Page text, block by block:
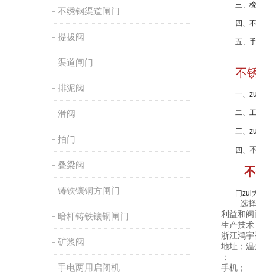
不绣钢渠道闸门
提拔阀
渠道闸门
排泥阀
滑阀
拍门
叠梁阀
铸铁镶铜方闸门
暗杆铸铁镶铜闸门
矿浆阀
手电两用启闭机
三、橡
四、不
五、手
不
一、zui
二、工
三、zui
四、
门zui大
选择-
利益和
生产技术
浙江鸿宇
地址；
；
手机；